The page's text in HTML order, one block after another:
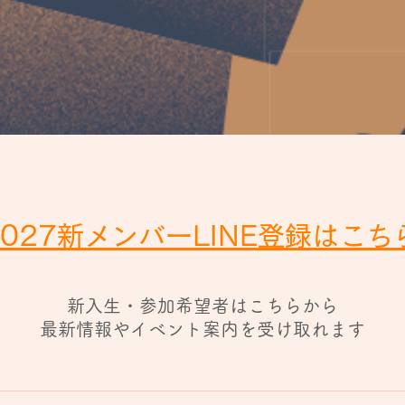
新メンバーLINE登録はこち
新入生・参加希望者はこちらから
​最新情報やイベント案内を受け取れます